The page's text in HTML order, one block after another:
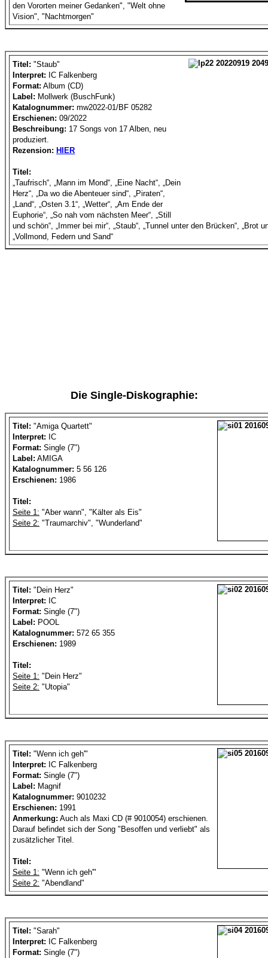
den Vororten meiner Gedanken", "Welt ohne
Vision", "Nachtmorgen"
Titel: "Staub"
Interpret: IC Falkenberg
Format: Album (CD)
Label: Mollwerk (BuschFunk)
Katalognummer: mw2022-01/BF 05282
Erschienen: 09/2022
Beschreibung: 17 Songs von 17 Alben, neu
produziert.
Rezension: HIER
Titel:
„Taufrisch“, „Mann im Mond“, „Eine Nacht“, „Dein
Herz“, „Da wo die Abenteuer sind“, „Piraten“,
„Land“, „Osten 3.1“, „Wetter“, „Am Ende der
Euphorie“, „So nah vom nächsten Meer“, „Still
und schön“, „Immer bei mir“, „Staub“, „Tunnel unter den Brücken“, „Brot
„Vollmond, Federn und Sand“
Die Single-Diskographie:
Titel: "Amiga Quartett"
Interpret: IC
Format: Single (7")
Label: AMIGA
Katalognummer: 5 56 126
Erschienen: 1986
Titel:
Seite 1: "Aber wann", "Kälter als Eis"
Seite 2: "Traumarchiv", "Wunderland"
Titel: "Dein Herz"
Interpret: IC
Format: Single (7")
Label: POOL
Katalognummer: 572 65 355
Erschienen: 1989
Titel:
Seite 1: "Dein Herz"
Seite 2: "Utopia"
Titel: "Wenn ich geh'"
Interpret: IC Falkenberg
Format: Single (7")
Label: Magnif
Katalognummer: 9010232
Erschienen: 1991
Anmerkung: Auch als Maxi CD (# 9010054) erschienen.
Darauf befindet sich der Song "Besoffen und verliebt" als
zusätzlicher Titel.
Titel:
Seite 1: "Wenn ich geh'"
Seite 2: "Abendland"
Titel: "Sarah"
Interpret: IC Falkenberg
Format: Single (7")